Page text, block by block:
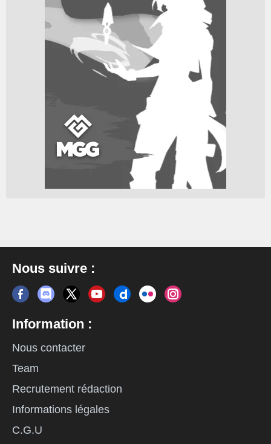
Nous suivre :
Information :
Nous contacter
Team
Recrutement rédaction
Informations légales
C.G.U